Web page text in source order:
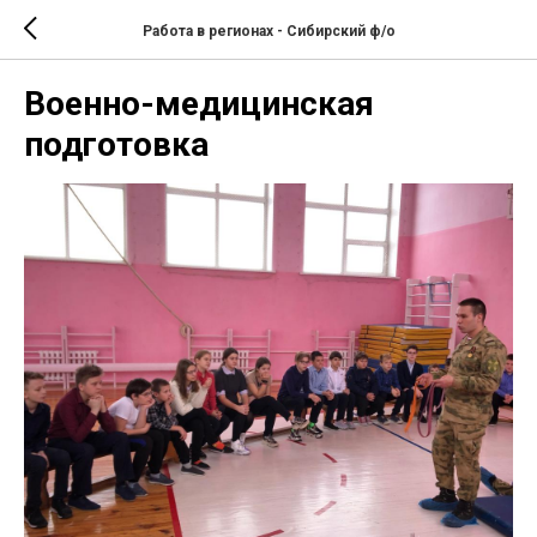
Работа в регионах - Сибирский ф/о
Военно-медицинская
подготовка